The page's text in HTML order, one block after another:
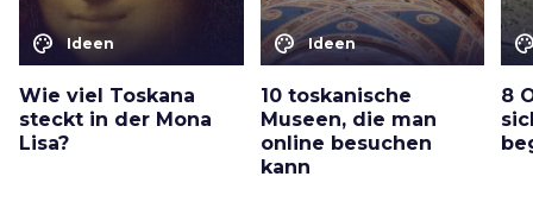
color_lens Ideen
Wie viel Toskana
steckt in der Mona
Lisa?
color_lens Ideen
10 toskanische
Museen, die man
online besuchen
kann
8